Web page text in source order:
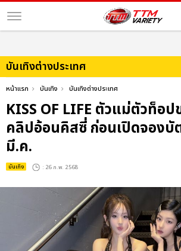
บันเทิงต่างประเทศ
หน้าแรก บันเทิง บันเทิงต่างประเทศ
KISS OF LIFE ตัวแม่ตัวท็อ
คลิปอ้อนคิสซี่ ก่อนเปิดจองบัต
มี.ค.
บันเทิง : 26 ก.พ. 2568